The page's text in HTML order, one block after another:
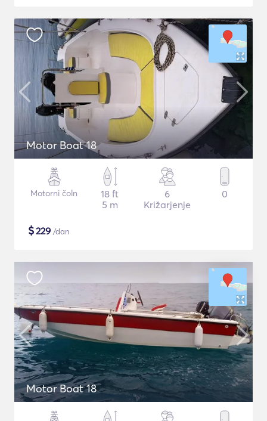
Motor Boat 18
Motorni čoln
18 ft
5 m
6
Križarjenje
0
$229 /dan
Motor Boat 18